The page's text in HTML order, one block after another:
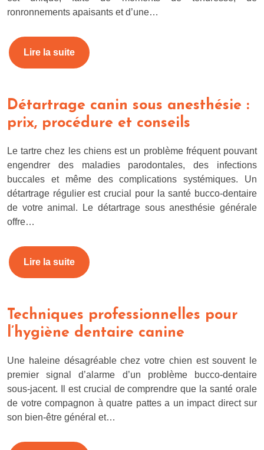
ronronnements apaisants et d’une…
Lire la suite
Détartrage canin sous anesthésie :
prix, procédure et conseils
Le tartre chez les chiens est un problème fréquent pouvant
engendrer des maladies parodontales, des infections
buccales et même des complications systémiques. Un
détartrage régulier est crucial pour la santé bucco-dentaire
de votre animal. Le détartrage sous anesthésie générale
offre…
Lire la suite
Techniques professionnelles pour
l’hygiène dentaire canine
Une haleine désagréable chez votre chien est souvent le
premier signal d’alarme d’un problème bucco-dentaire
sous-jacent. Il est crucial de comprendre que la santé orale
de votre compagnon à quatre pattes a un impact direct sur
son bien-être général et…